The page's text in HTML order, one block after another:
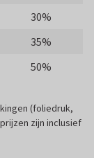
30%
35%
50%
(foliedruk,
zijn inclusief